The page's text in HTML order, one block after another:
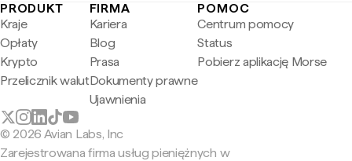
PRODUKT
Kraje
Opłaty
Krypto
Przelicznik walut
FIRMA
Kariera
Blog
Prasa
Dokumenty prawne
Ujawnienia
POMOC
Centrum pomocy
Status
Pobierz aplikację Morse
© 2026 Avian Labs, Inc
Zarejestrowana firma usług pieniężnych w